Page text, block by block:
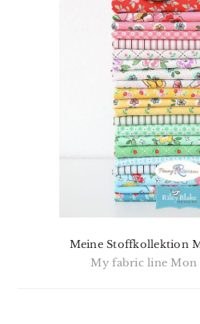
Meine Stoffkollektion
My fabric line Mon